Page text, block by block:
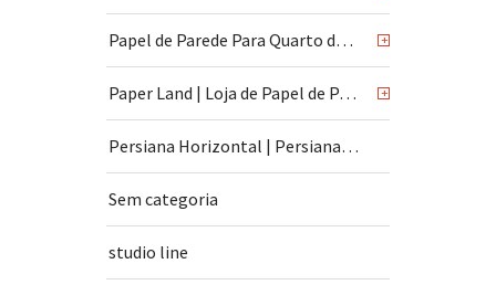
Papel de Parede Para Quarto de Bebê +
Paper Land | Loja de Papel de Parede | São Paulo +
Persiana Horizontal | Persiana Vertical
Sem categoria
studio line